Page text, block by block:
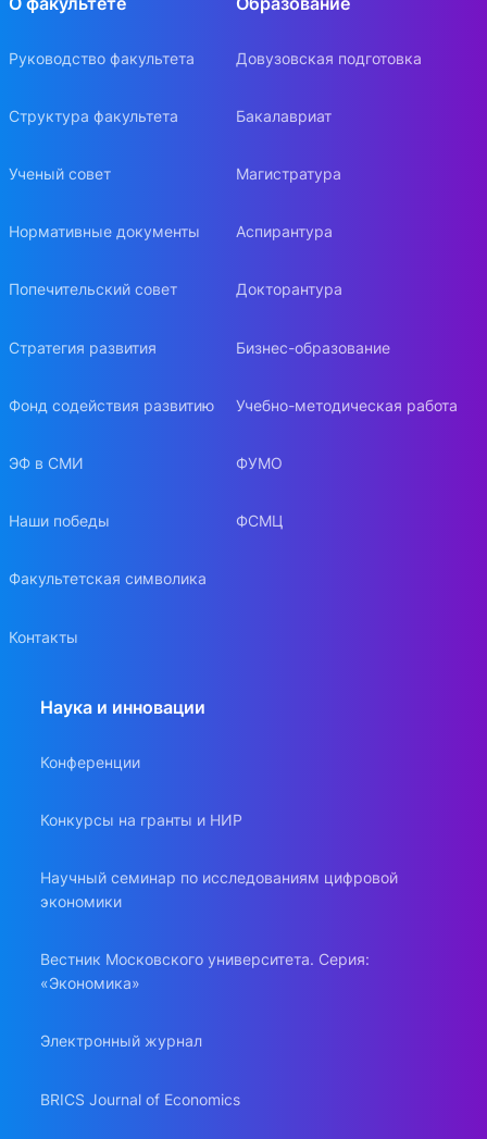
Руководство факультета
Структура факультета
Ученый совет
Нормативные документы
Попечительский совет
Стратегия развития
Фонд содействия развитию
ЭФ в СМИ
Наши победы
Факультетская символика
Контакты
Довузовская подготовка
Бакалавриат
Магистратура
Аспирантура
Докторантура
Бизнес-образование
Учебно-методическая работа
ФУМО
ФСМЦ
Наука и инновации
Конференции
Конкурсы на гранты и НИР
Научный семинар по исследованиям цифровой
экономики
Вестник Московского университета. Серия:
«Экономика»
Электронный журнал
BRICS Journal of Economics